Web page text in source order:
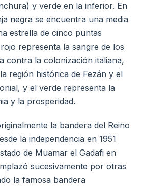
y verde en la inferior. En
negra se encuentra una media
estrella de cinco puntas
representa la sangre de los
contra la colonización italiana,
región histórica de Fezán y el
y el verde representa la
y la prosperidad.
la bandera del Reino
la independencia en 1951
de Muamar el Gadafi en
sucesivamente por otras
la famosa bandera